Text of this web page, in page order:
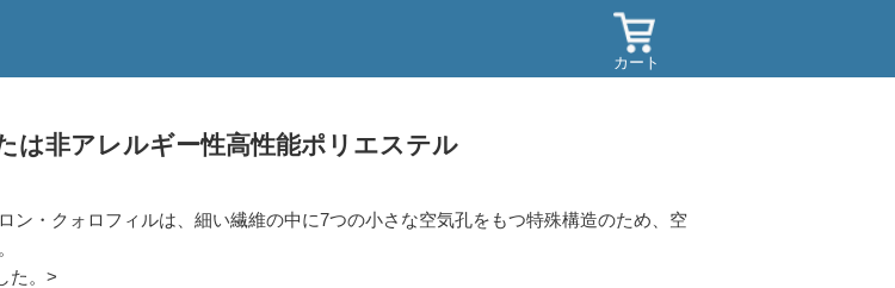
カート
は非アレルギー性高性能ポリエステル
・クォロフィルは、細い繊維の中に7つの小さな空気孔をもつ特殊構造のため、空
た。>